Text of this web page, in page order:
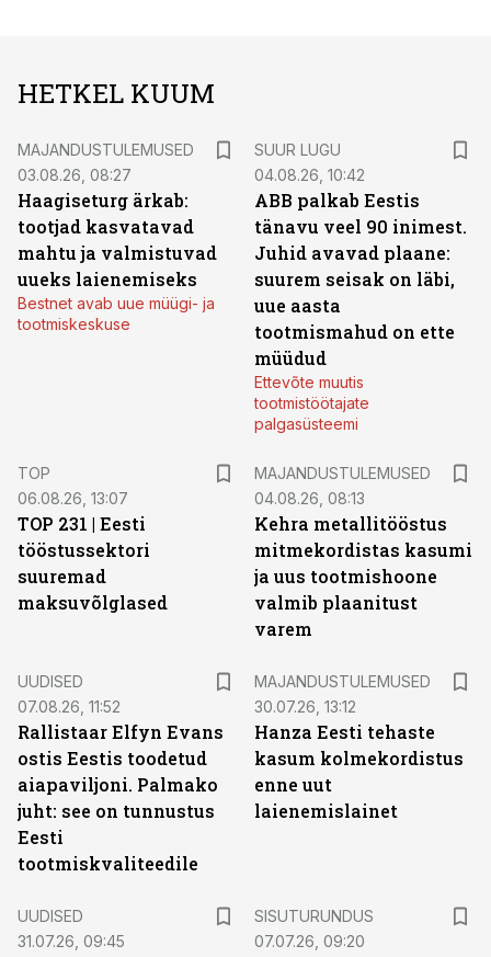
HETKEL KUUM
MAJANDUSTULEMUSED
03.08.26, 08:27
Haagiseturg ärkab:
tootjad kasvatavad
mahtu ja valmistuvad
uueks laienemiseks
Bestnet avab uue müügi- ja
tootmiskeskuse
SUUR LUGU
04.08.26, 10:42
ABB palkab Eestis
tänavu veel 90 inimest.
Juhid avavad plaane:
suurem seisak on läbi,
uue aasta
tootmismahud on ette
müüdud
Ettevõte muutis
tootmistöötajate
palgasüsteemi
TOP
06.08.26, 13:07
TOP 231 | Eesti
tööstussektori
suuremad
maksuvõlglased
MAJANDUSTULEMUSED
04.08.26, 08:13
Kehra metallitööstus
mitmekordistas kasumi
ja uus tootmishoone
valmib plaanitust
varem
UUDISED
07.08.26, 11:52
Rallistaar Elfyn Evans
ostis Eestis toodetud
aiapaviljoni. Palmako
juht: see on tunnustus
Eesti
tootmiskvaliteedile
MAJANDUSTULEMUSED
30.07.26, 13:12
Hanza Eesti tehaste
kasum kolmekordistus
enne uut
laienemislainet
UUDISED
31.07.26, 09:45
SISUTURUNDUS
07.07.26, 09:20